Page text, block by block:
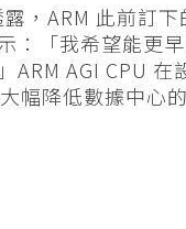
，ARM 此前訂
：「我希望能更
AGI CPU 在
幅降低數據中心